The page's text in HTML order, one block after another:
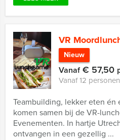
VR
Nieuw
Vanaf€ 57,50
Vanaf 12
Teambuilding, lekker eten én
komen samen bij de VR-
Evenementen. In hartje
ontvangen in een gezellig ...